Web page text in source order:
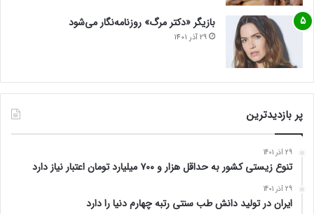
بازیگر «دکتر مرگ» روزنامه‌نگار می‌شود
29 آذر 1401
پر بازدیدترین
29 آذر 1401
تنوع زیستی کشور به حداقل هزار و ۷۰۰ میلیارد تومان اعتبار نیاز دارد
29 آذر 1401
ایران در تولید دانش طب سنتی رتبه چهارم دنیا را دارد